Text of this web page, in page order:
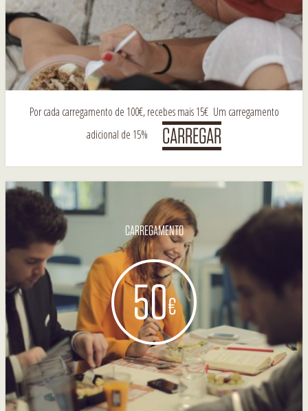
Por cada carregamento de 100€, recebes mais 15€ Um carregamento
adicional de 15%
CARREGAMENTO
50€